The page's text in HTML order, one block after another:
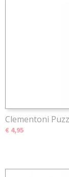
Clementoni
€ 4,95